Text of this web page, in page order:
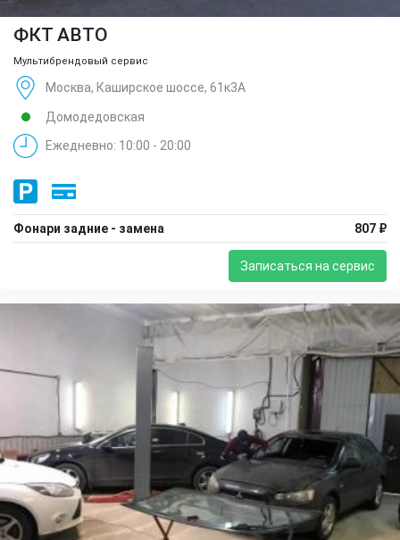
ФКТ АВТО
Мультибрендовый сервис
Москва, Каширское шоссе, 61к3А
Домодедовская
Ежедневно: 10:00 - 20:00
Фонари задние - замена 807 ₽
Записаться на сервис